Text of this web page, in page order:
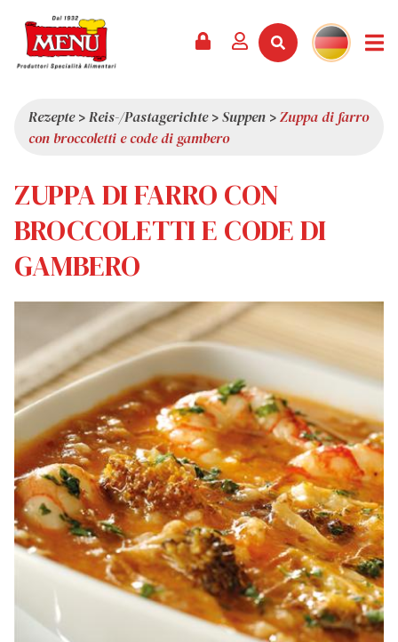
KATALOG
SERVICES
NEUHEITEN
PRÄMIEN
PRESSESCHAU
ÜBER UNS
QUALITÄT
WERTE
INTERESSANTES
SHOWROOM
ARBEITEN SIE MIT UNS
Rezepte>Reis-/Pastagerichte>Suppen >Zuppa di farro
con broccoletti e code di gambero
ZUPPA DI FARRO CON
BROCCOLETTI E CODE DI
GAMBERO